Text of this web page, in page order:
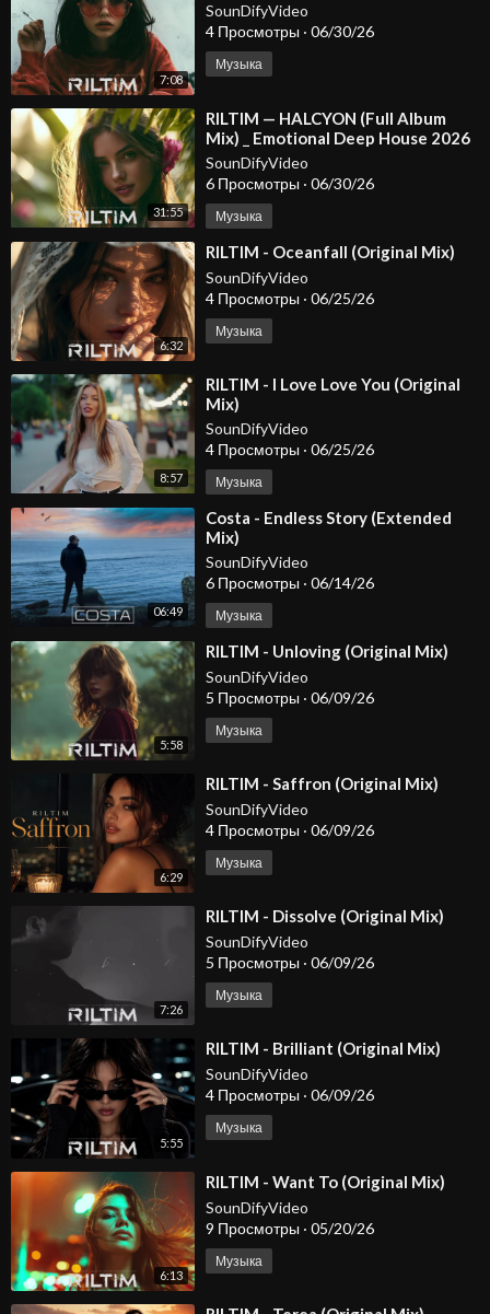
7:08
SounDifyVideo
4 Просмотры · 06/30/26
Музыка
31:55
⁣RILTIM — HALCYON (Full Album
Mix) _ Emotional Deep House 2026
SounDifyVideo
6 Просмотры · 06/30/26
Музыка
6:32
⁣RILTIM - Oceanfall (Original Mix)
SounDifyVideo
4 Просмотры · 06/25/26
Музыка
8:57
⁣RILTIM - I Love Love You (Original
Mix)
SounDifyVideo
4 Просмотры · 06/25/26
Музыка
06:49
⁣Costa - Endless Story (Extended
Mix)
SounDifyVideo
6 Просмотры · 06/14/26
Музыка
5:58
⁣RILTIM - Unloving (Original Mix)
SounDifyVideo
5 Просмотры · 06/09/26
Музыка
6:29
⁣RILTIM - Saffron (Original Mix)
SounDifyVideo
4 Просмотры · 06/09/26
Музыка
7:26
⁣RILTIM - Dissolve (Original Mix)
SounDifyVideo
5 Просмотры · 06/09/26
Музыка
5:55
⁣RILTIM - Brilliant (Original Mix)
SounDifyVideo
4 Просмотры · 06/09/26
Музыка
6:13
⁣RILTIM - Want To (Original Mix)
SounDifyVideo
9 Просмотры · 05/20/26
Музыка